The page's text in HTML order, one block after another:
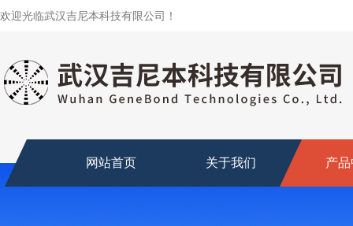
欢迎光临武汉吉尼本科技有限公司！
网站首页 关于我们 产